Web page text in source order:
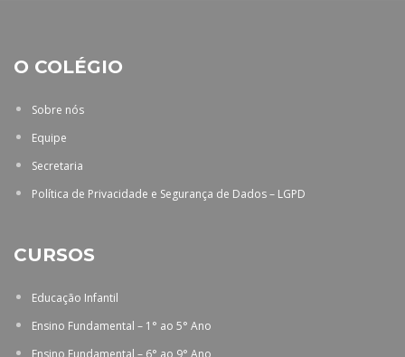
O COLÉGIO
Sobre nós
Equipe
Secretaria
Política de Privacidade e Segurança de Dados – LGPD
CURSOS
Educação Infantil
Ensino Fundamental – 1° ao 5° Ano